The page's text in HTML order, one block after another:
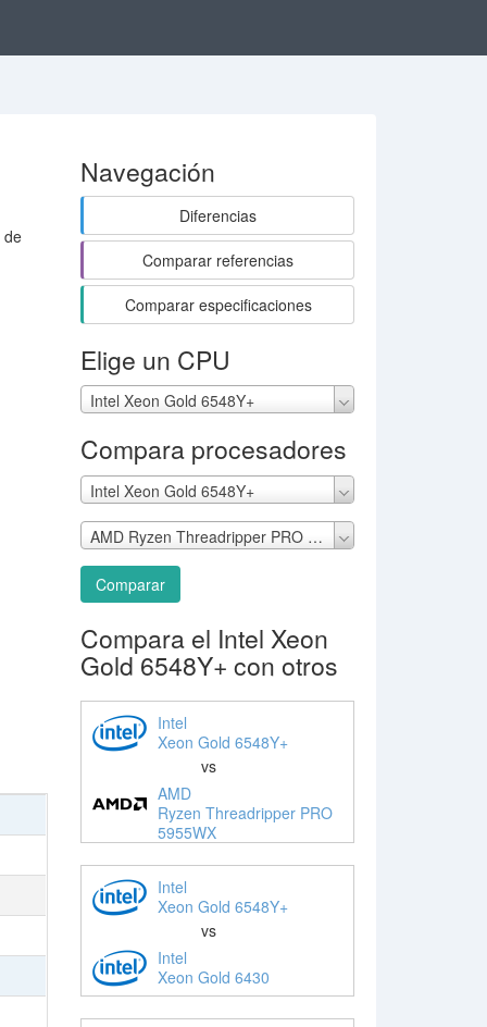
de
Navegación
Diferencias
Comparar referencias
Comparar especificaciones
Elige un CPU
Intel Xeon Gold 6548Y+
Compara procesadores
Intel Xeon Gold 6548Y+
AMD Ryzen Threadripper PRO 5955WX
Comparar
Compara el Intel Xeon
Gold 6548Y+ con otros
Intel
Xeon Gold 6548Y+
vs
AMD
Ryzen Threadripper PRO
5955WX
Intel
Xeon Gold 6548Y+
vs
Intel
Xeon Gold 6430